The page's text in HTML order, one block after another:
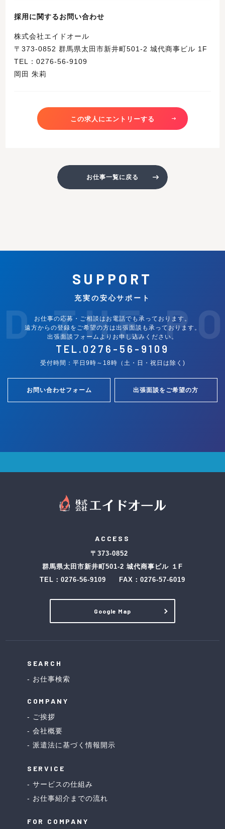
採用に関するお問い合わせ
株式会社エイドオール
〒373-0852 群馬県太田市新井町501-2 城代商事ビル 1F
TEL：0276-56-9109
岡田 朱莉
この求人にエントリーする
お仕事一覧に戻る
THE
SUPPORT
充実の安心サポート
お仕事の応募・ご相談はお電話でも承っております。
遠方からの登録をご希望の方は出張面談も承っております。
出張面談フォームよりお申し込みください。
TEL. 0276-56-9109
受付時間：平日9時～18時（土・日・祝日は除く)
お問い合わせフォーム 出張面談をご希望の方
ACCESS
〒373-0852
群馬県太田市新井町501-2 城代商事ビル １F
TEL： 0276-56-9109 FAX：0276-57-6019
Google Map
SEARCH
お仕事検索
COMPANY
ご挨拶
会社概要
派遣法に基づく情報開示
SERVICE
サービスの仕組み
お仕事紹介までの流れ
FOR COMPANY